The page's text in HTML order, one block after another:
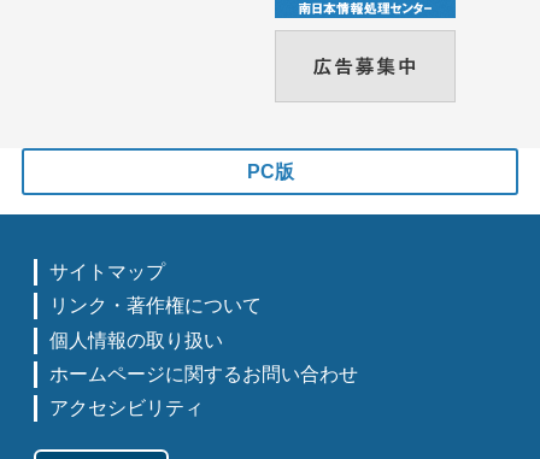
PC版
サイトマップ
リンク・著作権について
個人情報の取り扱い
ホームページに関するお問い合わせ
アクセシビリティ